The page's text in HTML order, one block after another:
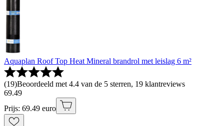
Aquaplan Roof Top Heat Mineral brandrol met leislag 6 m²
(19)Beoordeeld met 4.4 van de 5 sterren, 19 klantreviews
69.49
Prijs: 69.49 euro